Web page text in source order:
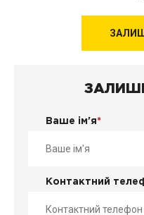
Ваше ім'я*
Контактний